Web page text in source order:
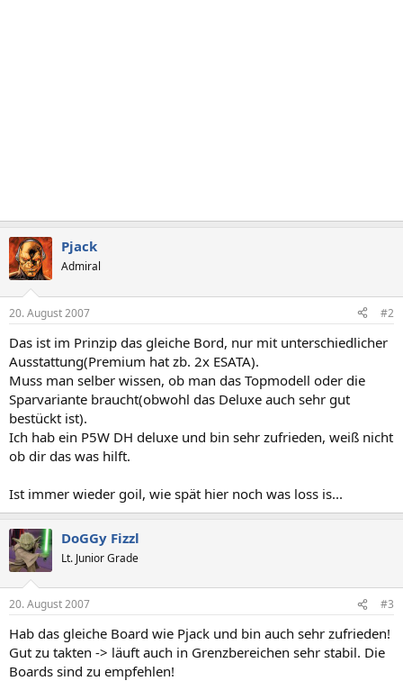
Pjack
Admiral
20. August 2007 #2
Das ist im Prinzip das gleiche Bord, nur mit unterschiedlicher
Ausstattung(Premium hat zb. 2x ESATA).
Muss man selber wissen, ob man das Topmodell oder die
Sparvariante braucht(obwohl das Deluxe auch sehr gut
bestückt ist).
Ich hab ein P5W DH deluxe und bin sehr zufrieden, weiß nicht
ob dir das was hilft.
Ist immer wieder goil, wie spät hier noch was loss is...
DoGGy Fizzl
Lt. Junior Grade
20. August 2007 #3
Hab das gleiche Board wie Pjack und bin auch sehr zufrieden!
Gut zu takten -> läuft auch in Grenzbereichen sehr stabil. Die
Boards sind zu empfehlen!